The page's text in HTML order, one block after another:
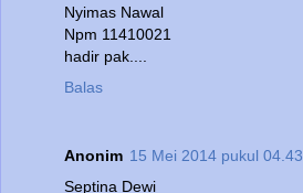
Nyimas Nawal
Npm 11410021
hadir pak....
Balas
Anonim 15 Mei 2014 pukul 04.43
Septina Dewi